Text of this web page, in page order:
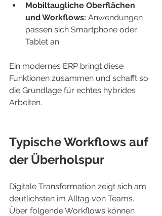
Mobiltaugliche Oberflächen
und Workflows: Anwendungen
passen sich Smartphone oder
Tablet an.
Ein modernes ERP bringt diese
Funktionen zusammen und schafft so
die Grundlage für echtes hybrides
Arbeiten.
Typische Workflows auf
der Überholspur
Digitale Transformation zeigt sich am
deutlichsten im Alltag von Teams.
Über folgende Workflows können